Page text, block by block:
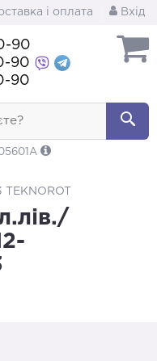
і оплата Вхід
90
90
90
TEKNOROT